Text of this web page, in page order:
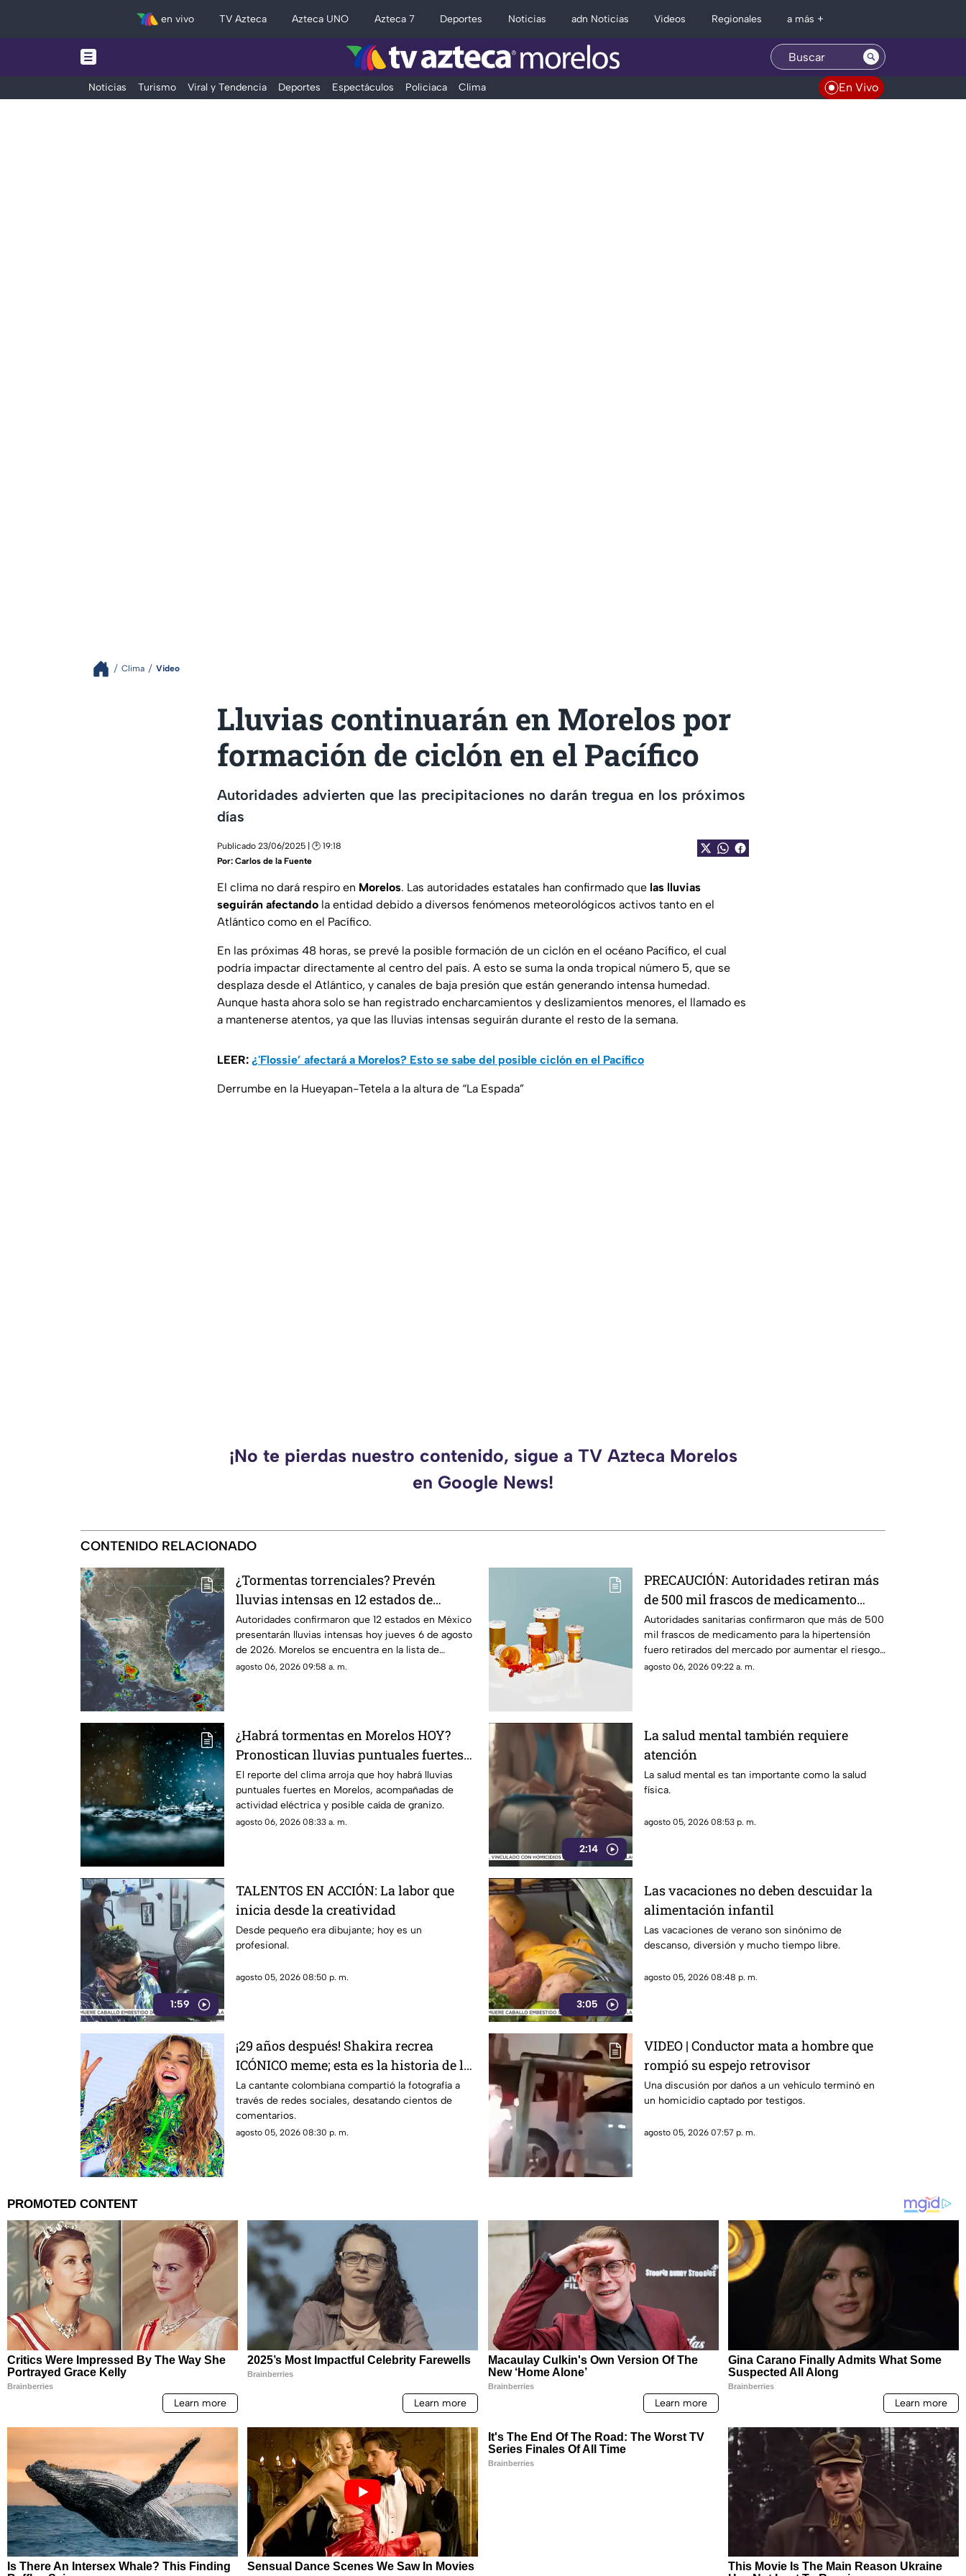
en vivo TV Azteca Azteca UNO Azteca 7 Deportes Noticias adn Noticias Videos Regionales a más +
Noticias Turismo Viral y Tendencia Deportes Espectáculos Policiaca Clima En Vivo
Clima Video
Lluvias continuarán en Morelos por
formación de ciclón en el Pacífico
Autoridades advierten que las precipitaciones no darán tregua en los próximos
días
Publicado 23/06/2025 | 🕑 19:18
Por: Carlos de la Fuente
El clima no dará respiro en Morelos. Las autoridades estatales han confirmado que las lluvias
seguirán afectando la entidad debido a diversos fenómenos meteorológicos activos tanto en el
Atlántico como en el Pacífico.
En las próximas 48 horas, se prevé la posible formación de un ciclón en el océano Pacífico, el cual
podría impactar directamente al centro del país. A esto se suma la onda tropical número 5, que se
desplaza desde el Atlántico, y canales de baja presión que están generando intensa humedad.
Aunque hasta ahora solo se han registrado encharcamientos y deslizamientos menores, el llamado es
a mantenerse atentos, ya que las lluvias intensas seguirán durante el resto de la semana.
LEER: ¿'Flossie’ afectará a Morelos? Esto se sabe del posible ciclón en el Pacífico
Derrumbe en la Hueyapan-Tetela a la altura de “La Espada”
¡No te pierdas nuestro contenido, sigue a TV Azteca Morelos
en Google News!
CONTENIDO RELACIONADO
¿Tormentas torrenciales? Prevén
lluvias intensas en 12 estados de
México HOY; Morelos se encuentra en
la lista
Autoridades confirmaron que 12 estados en México
presentarán lluvias intensas hoy jueves 6 de agosto
de 2026. Morelos se encuentra en la lista de
entidades afectadas.
agosto 06, 2026 09:58 a. m.
PRECAUCIÓN: Autoridades retiran más
de 500 mil frascos de medicamento
para la presión arterial que podría
desarrollar cáncer
Autoridades sanitarias confirmaron que más de 500
mil frascos de medicamento para la hipertensión
fuero retirados del mercado por aumentar el riesgo
de padecer cáncer.
agosto 06, 2026 09:22 a. m.
¿Habrá tormentas en Morelos HOY?
Pronostican lluvias puntuales fuertes
con descargas eléctricas en estos
municipios
El reporte del clima arroja que hoy habrá lluvias
puntuales fuertes en Morelos, acompañadas de
actividad eléctrica y posible caída de granizo.
agosto 06, 2026 08:33 a. m.
2:14
La salud mental también requiere
atención
La salud mental es tan importante como la salud
física.
agosto 05, 2026 08:53 p. m.
1:59
TALENTOS EN ACCIÓN: La labor que
inicia desde la creatividad
Desde pequeño era dibujante; hoy es un
profesional.
agosto 05, 2026 08:50 p. m.
3:05
Las vacaciones no deben descuidar la
alimentación infantil
Las vacaciones de verano son sinónimo de
descanso, diversión y mucho tiempo libre.
agosto 05, 2026 08:48 p. m.
¡29 años después! Shakira recrea
ICÓNICO meme; esta es la historia de la
fotografía
La cantante colombiana compartió la fotografía a
través de redes sociales, desatando cientos de
comentarios.
agosto 05, 2026 08:30 p. m.
VIDEO | Conductor mata a hombre que
rompió su espejo retrovisor
Una discusión por daños a un vehículo terminó en
un homicidio captado por testigos.
agosto 05, 2026 07:57 p. m.